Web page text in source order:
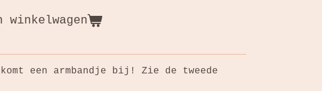
winkelwagen
een armbandje bij! Zie de tweede